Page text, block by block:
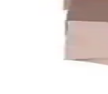
ve canlı turkuaz rengiyle ELF
Bone: Rahat
Etekli Kuşaklı Krep
ile tasarladığı, pileli ve kuşak